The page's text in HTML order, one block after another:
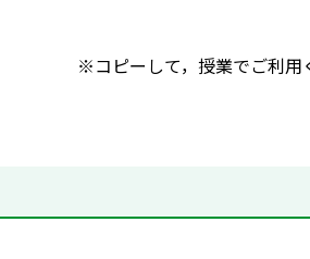
※コピーして，授業でご利用